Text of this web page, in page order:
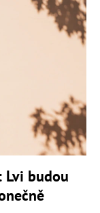
Lvi budou